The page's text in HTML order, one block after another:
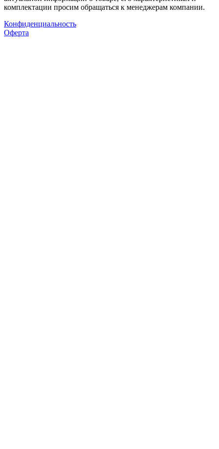
комплектации просим обращаться к менеджерам компании.
Конфиденциальность
Оферта